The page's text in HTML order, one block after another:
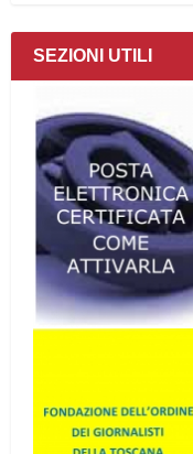
SEZIONI UTILI